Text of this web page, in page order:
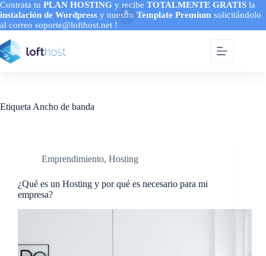
Contrata tu PLAN HOSTING y recibe TOTALMENTE GRATIS la
instalación de Wordpress y nuestro Template Premium solicitándolo
al correo soporte@lofthost.net !
al
contenido
Etiqueta Ancho de banda
Emprendimiento, Hosting
¿Qué es un Hosting y por qué es necesario para mi
empresa?